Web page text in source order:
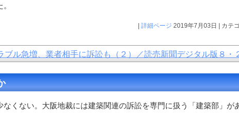
詳細ページ 2019年7月03日 | カテ
ブル急増、業者相手に訴訟も（２）／読売新聞デジタル版８・
くない。大阪地裁には建築関連の訴訟を専門に扱う「建築部」が